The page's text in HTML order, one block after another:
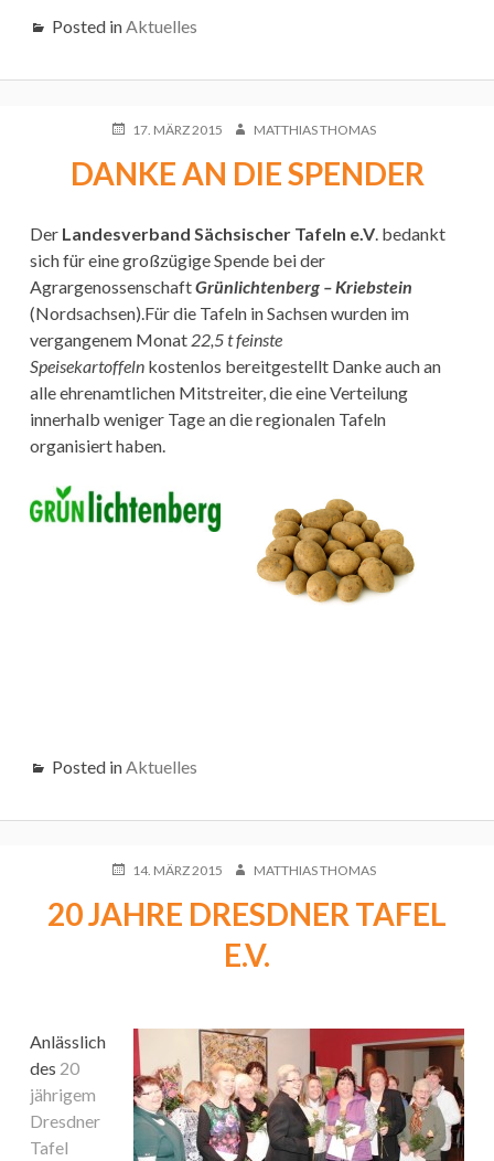
FREITALER
Posted inAktuelles
POSTED17. MÄRZ 2015 AUTHOR
MATTHIAS THOMAS
DANKE AN DIE SPENDER
Der Landesverband Sächsischer Tafeln e.V. bedankt
sich für eine großzügige Spende bei der
AgrargenossenschaftGrünlichtenberg – Kriebstein
(Nordsachsen).Für die Tafeln in Sachsen wurden im
vergangenem Monat 22,5 t feinste
Speisekartoffelnkostenlos bereitgestellt Danke auch an
alle ehrenamtlichen Mitstreiter, die eine Verteilung
innerhalb weniger Tage an die regionalen Tafeln
organisiert haben.
Posted inAktuelles
POSTED14. MÄRZ 2015 AUTHOR
MATTHIAS THOMAS
20 JAHRE DRESDNER TAFEL
E.V.
Anlässlich
des 20
jährigem
Dresdner
Tafel